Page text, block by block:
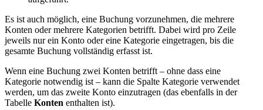
Es ist auch möglich, eine Buchung vorzunehmen, die mehrere
Konten oder mehrere Kategorien betrifft. Dabei wird pro Zeile
jeweils nur ein Konto oder eine Kategorie eingetragen, bis die
gesamte Buchung vollständig erfasst ist.
Wenn eine Buchung zwei Konten betrifft – ohne dass eine
Kategorie notwendig ist – kann die Spalte Kategorie verwendet
werden, um das zweite Konto einzutragen (das ebenfalls in der
Tabelle Konten enthalten ist).